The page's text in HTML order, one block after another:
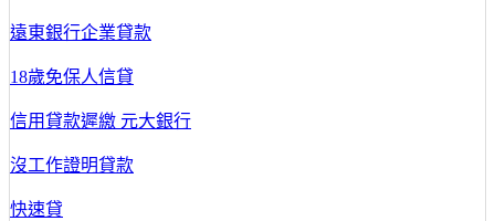
遠東銀行企業貸款
18歲免保人信貸
信用貸款遲繳 元大銀行
沒工作證明貸款
快速貸